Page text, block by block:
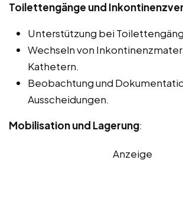
Toilettengänge und
Unterstützung bei
Wechseln von
Kathetern.
Beobachtung und
Ausscheidungen.
Mobilisation und Lagerung:
Anzeige